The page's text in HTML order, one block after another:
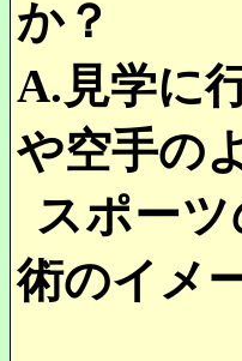
か？
A. 見学に
や空手の
スポー
術のイメ